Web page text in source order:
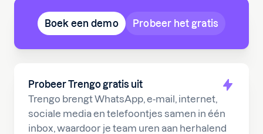
Probeer Trengo gratis uit
Trengo brengt WhatsApp, e-mail, internet,
sociale media en telefoontjes samen in één
inbox, waardoor je team uren aan herhalend
Boek een demo Probeer het gratis